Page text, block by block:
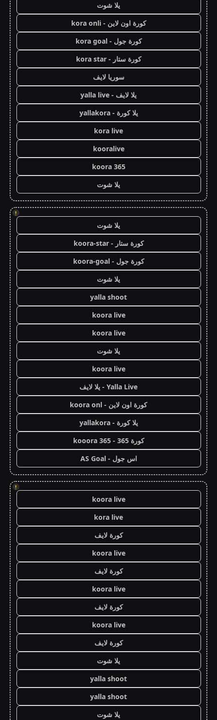
يلا شوت
كورة اون لاين - kora onli
كورة جول - kora goal
كورة ستار - kora star
سوريا لايف
يلا لايف - yalla live
يلا كورة - yallakora
kora live
kooralive
koora 365
يلا شوت
!
يلا شوت
كورة ستار - koora-star
كورة جول - koora-goal
يلا شوت
yalla shoot
koora live
koora live
يلا شوت
koora live
Yalla Live - يلا لايف
كورة اون لاين - koora onl
يلا كورة - yallakora
كورة 365 - kooora 365
اس جول - AS Goal
!
koora live
kora live
كورة لايف
koora live
كورة لايف
koora live
كورة لايف
koora live
كورة لايف
يلا شوت
yalla shoot
yalla shoot
يلا شوت